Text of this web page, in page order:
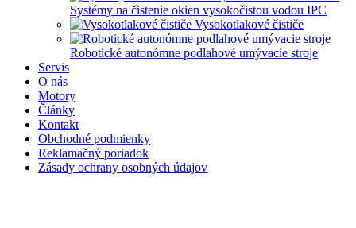
Systémy na čistenie okien vysokočistou vodou IPC
Vysokotlakové čističe
Robotické autonómne podlahové umývacie stroje
Servis
O nás
Motory
Články
Kontakt
Obchodné podmienky
Reklamačný poriadok
Zásady ochrany osobných údajov